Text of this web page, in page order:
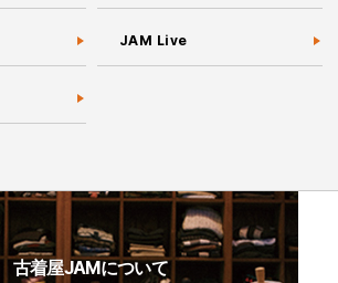
JAM Live
古着屋JAMについて